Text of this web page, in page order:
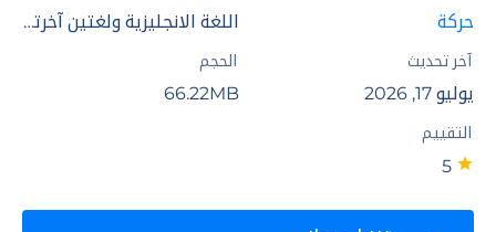
حركة اللغة الانجليزية ولغتين آخرتان
آخر تحديث
يوليو 17, 2026
الحجم
66.22MB
التقييم